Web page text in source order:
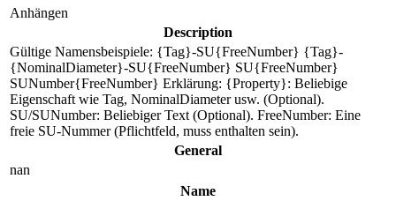
Anhängen
Description
Gültige Namensbeispiele: {Tag}-SU{FreeNumber} {Tag}-
{NominalDiameter}-SU{FreeNumber} SU{FreeNumber}
SUNumber{FreeNumber} Erklärung: {Property}: Beliebige
Eigenschaft wie Tag, NominalDiameter usw. (Optional).
SU/SUNumber: Beliebiger Text (Optional). FreeNumber: Eine
freie SU-Nummer (Pflichtfeld, muss enthalten sein).
General
nan
Name